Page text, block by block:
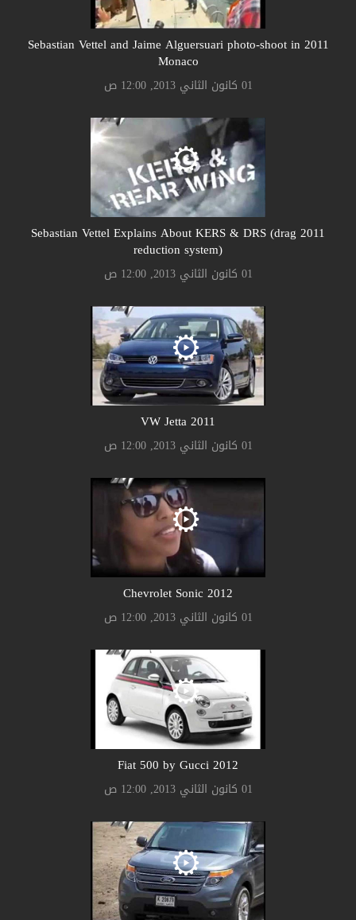
2011 Sebastian Vettel and Jaime Alguersuari photo-shoot in
Monaco
01 كانون الثاني 2013, 12:00 ص
2011 Sebastian Vettel Explains About KERS & DRS (drag
reduction system)
01 كانون الثاني 2013, 12:00 ص
2011 VW Jetta
01 كانون الثاني 2013, 12:00 ص
2012 Chevrolet Sonic
01 كانون الثاني 2013, 12:00 ص
2012 Fiat 500 by Gucci
01 كانون الثاني 2013, 12:00 ص